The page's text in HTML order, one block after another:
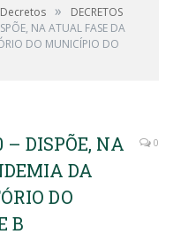
Decretos »
DECRETOS
NA ATUAL FASE DA
DO MUNICÍPIO DO
– DISPÕE, NA
DA
DO
B
0